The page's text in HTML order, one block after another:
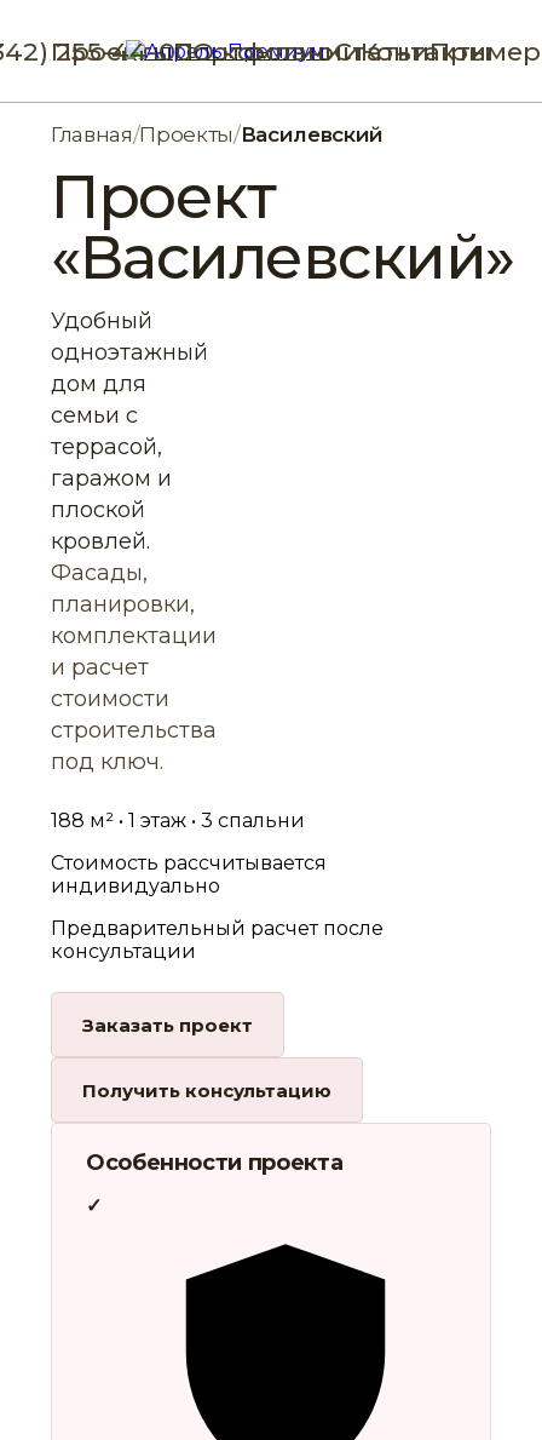
ПроектыПортфолиоСтатьиПример
255-44-00О компанииКонтакты
Главная/Проекты/Василевский
Проект
«Василевский»
Удобный
одноэтажный
дом для
семьи с
террасой,
гаражом и
плоской
кровлей.
Фасады,
планировки,
комплектации
и расчет
стоимости
строительства
под ключ.
188 м² • 1 этаж • 3 спальни
Стоимость рассчитывается
индивидуально
Предварительный расчет после
консультации
Заказать проект
Получить консультацию
Особенности проекта